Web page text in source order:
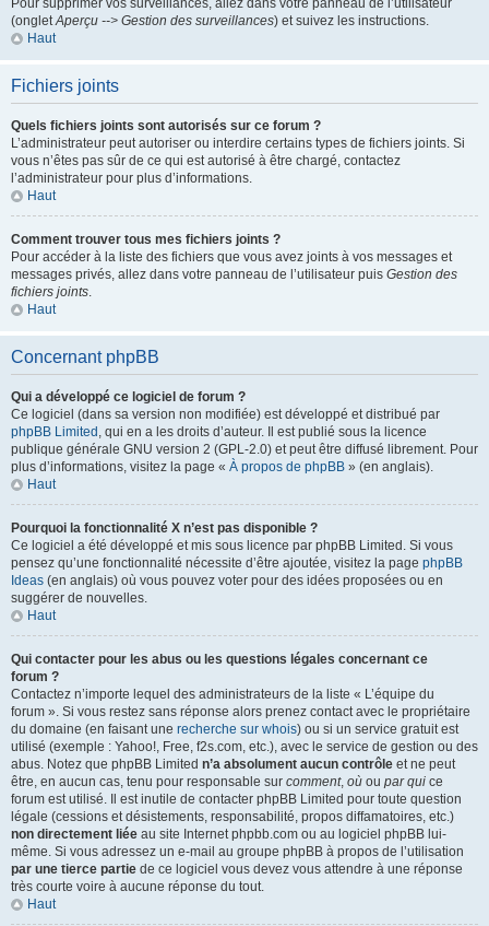
Pour supprimer vos surveillances, allez dans votre panneau de l’utilisateur
(ongletAperçu --> Gestion des surveillances) et suivez les instructions.
Haut
Fichiers joints
Quels fichiers joints sont autorisés sur ce forum ?
L’administrateur peut autoriser ou interdire certains types de fichiers joints. Si
vous n’êtes pas sûr de ce qui est autorisé à être chargé, contactez
l’administrateur pour plus d’informations.
Haut
Comment trouver tous mes fichiers joints ?
Pour accéder à la liste des fichiers que vous avez joints à vos messages et
messages privés, allez dans votre panneau de l’utilisateur puis Gestion des
fichiers joints.
Haut
Concernant phpBB
Qui a développé ce logiciel de forum ?
Ce logiciel (dans sa version non modifiée) est développé et distribué par
phpBB Limited , qui en a les droits d’auteur. Il est publié sous la licence
publique générale GNU version 2 (GPL-2.0) et peut être diffusé librement. Pour
plus d’informations, visitez la page « À propos de phpBB » (en anglais).
Haut
Pourquoi la fonctionnalité X n’est pas disponible ?
Ce logiciel a été développé et mis sous licence par phpBB Limited. Si vous
pensez qu’une fonctionnalité nécessite d’être ajoutée, visitez la page phpBB
Ideas (en anglais) où vous pouvez voter pour des idées proposées ou en
suggérer de nouvelles.
Haut
Qui contacter pour les abus ou les questions légales concernant ce
forum ?
Contactez n’importe lequel des administrateurs de la liste « L’équipe du
forum ». Si vous restez sans réponse alors prenez contact avec le propriétaire
du domaine (en faisant une recherche sur whois) ou si un service gratuit est
utilisé (exemple : Yahoo!, Free, f2s.com, etc.), avec le service de gestion ou des
abus. Notez que phpBB Limited n’a absolument aucun contrôle et ne peut
être, en aucun cas, tenu pour responsable sur comment, où ou par qui ce
forum est utilisé. Il est inutile de contacter phpBB Limited pour toute question
légale (cessions et désistements, responsabilité, propos diffamatoires, etc.)
non directement liée au site Internet phpbb.com ou au logiciel phpBB lui-
même. Si vous adressez un e-mail au groupe phpBB à propos de l’utilisation
par une tierce partie de ce logiciel vous devez vous attendre à une réponse
très courte voire à aucune réponse du tout.
Haut